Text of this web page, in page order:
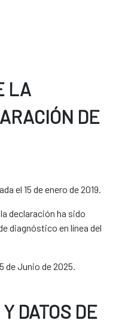
LA
DE
el 15 de enero de 2019.
declaración ha sido
diagnóstico en línea del
de Junio de 2025.
DATOS DE